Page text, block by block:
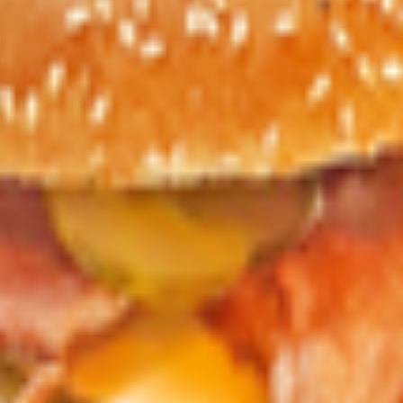
Беларусь, г. Жлобин, ул. Шоссейная, 109;
ТРЦ «3 Желания» Республика Беларусь, Гомельская
ул. Шоссейная, 109; Кухня кафе-бистро «3 минуты»,
обл., г. Жлобин, ул. Шоссейная, 109; Кухня «Кафе ХЗ»,
Жлобин, ул. Шоссейная, 109А